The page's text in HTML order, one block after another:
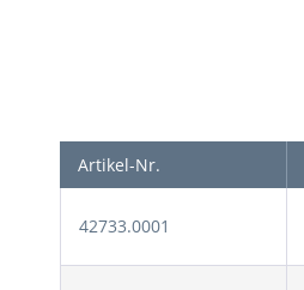
Artikel-Nr.
42733.0001